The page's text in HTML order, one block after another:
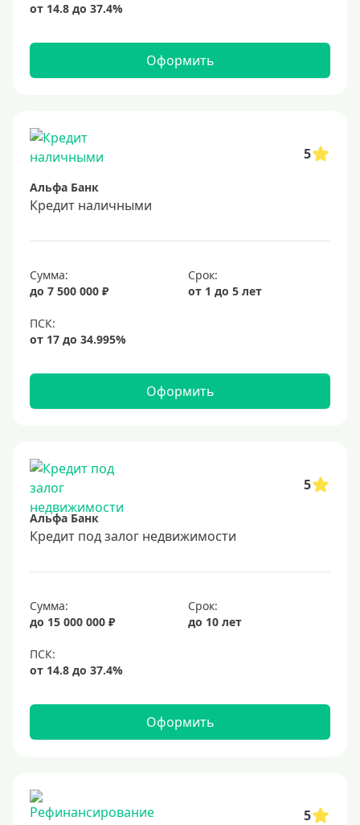
Оформить
5
Альфа Банк
Кредит наличными
Сумма:
до 7 500 000 ₽
Срок:
от 1 до 5 лет
Оформить
5
Альфа Банк
Кредит под залог недвижимости
Сумма:
до 15 000 000 ₽
Срок:
до 10 лет
Оформить
5